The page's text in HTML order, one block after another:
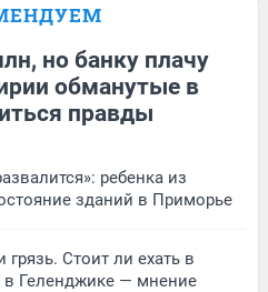
но банку плачу
обманутые в
правды
ребенка из
зданий в Приморье
Стоит ли ехать в
Геленджике — мнение